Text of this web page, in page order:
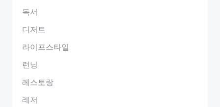
독서
디저트
라이프스타일
런닝
레스토랑
레저